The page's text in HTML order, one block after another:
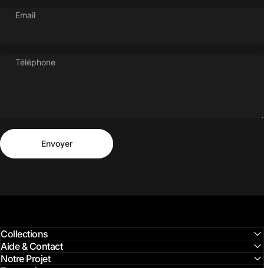
Email
Téléphone
Envoyer
Envoyer
Collections
Aide & Contact
Notre Projet